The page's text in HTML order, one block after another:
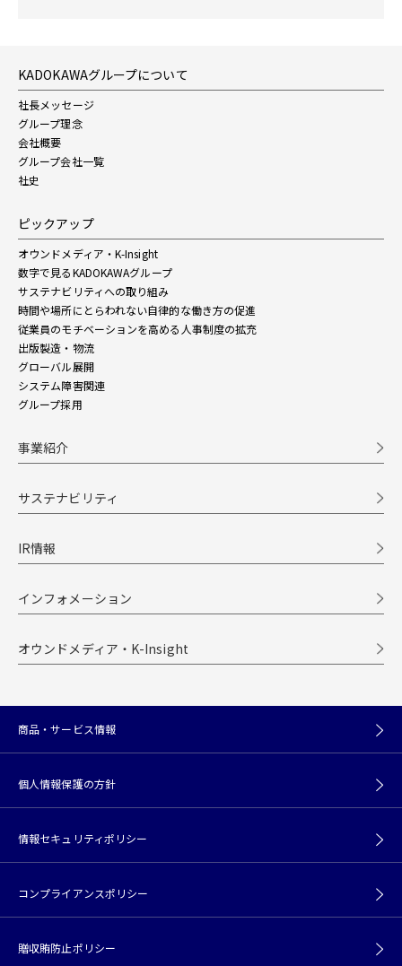
KADOKAWAグループについて
社長メッセージ
グループ理念
会社概要
グループ会社一覧
社史
ピックアップ
オウンドメディア・K-Insight
数字で見るKADOKAWAグループ
サステナビリティへの取り組み
時間や場所にとらわれない自律的な働き方の促進
従業員のモチベーションを高める人事制度の拡充
出版製造・物流
グローバル展開
システム障害関連
グループ採用
事業紹介
サステナビリティ
IR情報
インフォメーション
オウンドメディア・K-Insight
商品・サービス情報
個人情報保護の方針
情報セキュリティポリシー
コンプライアンスポリシー
贈収賄防止ポリシー